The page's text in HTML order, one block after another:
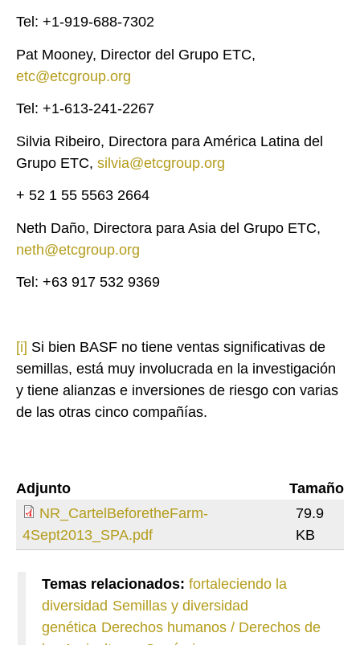
Tel: +1-919-688-7302
Pat Mooney, Director del Grupo ETC,
etc@etcgroup.org
Tel: +1-613-241-2267
Silvia Ribeiro, Directora para América Latina del
Grupo ETC, silvia@etcgroup.org
+ 52 1 55 5563 2664
Neth Daño, Directora para Asia del Grupo ETC,
neth@etcgroup.org
Tel: +63 917 532 9369
[i] Si bien BASF no tiene ventas significativas de
semillas, está muy involucrada en la investigación
y tiene alianzas e inversiones de riesgo con varias
de las otras cinco compañías.
Adjunto
Tamaño
NR_CartelBeforetheFarm-
4Sept2013_SPA.pdf
79.9
KB
Temas relacionados: fortaleciendo la
diversidad Semillas y diversidad
genética Derechos humanos / Derechos de